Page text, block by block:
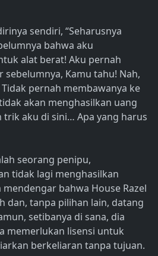
sendiri, “Seharusnya
bahwa aku
alat berat! Aku pernah
sebelumnya, Kamu tahu! Nah,
pernah membawanya ke
akan menghasilkan uang
aku di sini… Apa yang harus
seorang penipu,
tidak lagi menghasilkan
bahwa House Razel
dan, tanpa pilihan lain, datang
setibanya di sana, dia
memerlukan lisensi untuk
berkeliaran tanpa tujuan.